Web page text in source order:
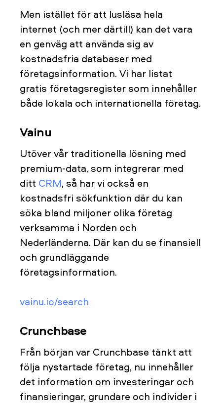
Men istället för att lusläsa hela
internet (och mer därtill) kan det vara
en genväg att använda sig av
kostnadsfria databaser med
företagsinformation. Vi har listat
gratis företagsregister som innehåller
både lokala och internationella företag.
Vainu
Utöver vår traditionella lösning med
premium-data, som integrerar med
ditt CRM, så har vi också en
kostnadsfri sökfunktion där du kan
söka bland miljoner olika företag
verksamma i Norden och
Nederländerna. Där kan du se finansiell
och grundläggande
företagsinformation.
vainu.io/search
Crunchbase
Från början var Crunchbase tänkt att
följa nystartade företag, nu innehåller
det information om investeringar och
finansieringar, grundare och individer i